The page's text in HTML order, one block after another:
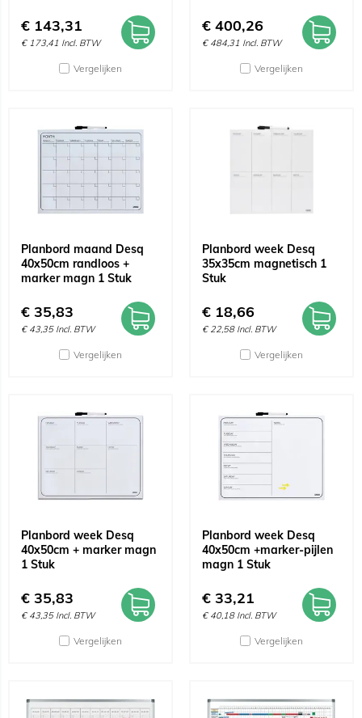
€ 143,31
€ 173,41 Incl. BTW
Vergelijken
€ 400,26
€ 484,31 Incl. BTW
Vergelijken
Planbord maand Desq
40x50cm randloos +
marker magn 1 Stuk
€ 35,83
€ 43,35 Incl. BTW
Vergelijken
Planbord week Desq
35x35cm magnetisch 1
Stuk
€ 18,66
€ 22,58 Incl. BTW
Vergelijken
Planbord week Desq
40x50cm + marker magn
1 Stuk
€ 35,83
€ 43,35 Incl. BTW
Vergelijken
Planbord week Desq
40x50cm +marker-pijlen
magn 1 Stuk
€ 33,21
€ 40,18 Incl. BTW
Vergelijken